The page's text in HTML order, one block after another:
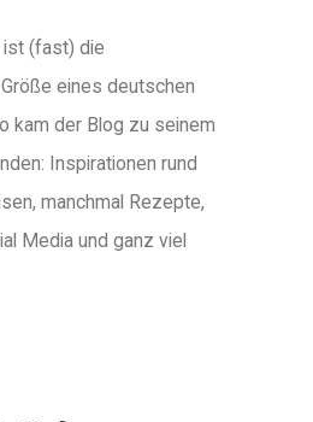
ist (fast) die
eines deutschen
kam der Blog zu seinem
Inspirationen rund
manchmal Rezepte,
Media und ganz viel